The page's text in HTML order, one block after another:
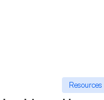
Resources